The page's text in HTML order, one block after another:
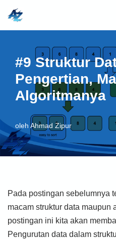
#9 Struktur
Pengertian,
Algoritmanya
oleh Ahmad Zipur
Pada postingan sebelumnya
macam struktur data maupun
postingan ini kita akan
Pengurutan data dalam